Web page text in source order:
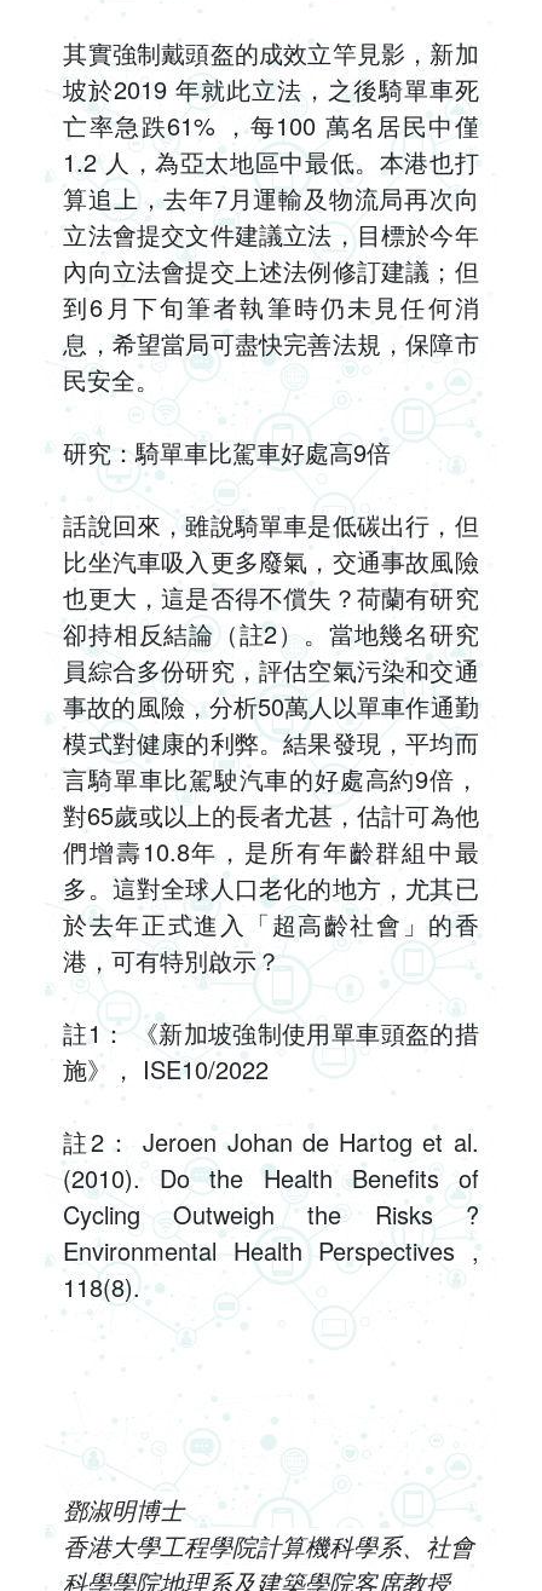
其實強制戴頭盔的成效立竿見影，新加
坡於2019 年就此立法，之後騎單車死
亡率急跌61% ，每100 萬名居民中僅
1.2 人，為亞太地區中最低。本港也打
算追上，去年7月運輸及物流局再次向
立法會提交文件建議立法，目標於今年
內向立法會提交上述法例修訂建議；但
到6月下旬筆者執筆時仍未見任何消
息，希望當局可盡快完善法規，保障市
民安全。
研究：騎單車比駕車好處高9倍
話說回來，雖說騎單車是低碳出行，但
比坐汽車吸入更多廢氣，交通事故風險
也更大，這是否得不償失？荷蘭有研究
卻持相反結論（註2）。當地幾名研究
員綜合多份研究，評估空氣污染和交通
事故的風險，分析50萬人以單車作通勤
模式對健康的利弊。結果發現，平均而
言騎單車比駕駛汽車的好處高約9倍，
對65歲或以上的長者尤甚，估計可為他
們增壽10.8年，是所有年齡群組中最
多。這對全球人口老化的地方，尤其已
於去年正式進入「超高齡社會」的香
港，可有特別啟示？
註1： 《新加坡強制使用單車頭盔的措
施》， ISE10/2022
註2： Jeroen Johan de Hartog et al.
(2010). Do the Health Benefits of
Cycling Outweigh the Risks ?
Environmental Health Perspectives ,
118(8).
鄧淑明博士
香港大學工程學院計算機科學系、社會
科學學院地理系及建築學院客席教授